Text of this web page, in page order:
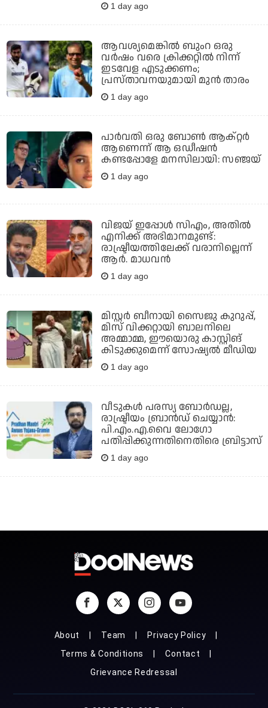
1 day ago
ആവശ്യമെങ്കില്‍ ബുംറ ഒരു
വര്‍ഷം വരെ ക്രിക്കറ്റില്‍ നിന്ന്
ഇടവേള എടുക്കണം;
പ്രസ്താവനയുമായി മുന്‍ താരം
1 day ago
പാർവതി ഒരു ബോൺ ആക്റ്റർ
ആണെന്ന് ആ ഒഡീഷൻ
കണ്ടപ്പോളേ മനസിലായി: സഞ്ജയ്
1 day ago
വിജയ് ഇപ്പോൾ സിഎം, അതിൽ
എനിക്ക് അഭിമാനമുണ്ട്:
രാഷ്ട്രീയത്തിലേക്ക് വരാനില്ലെന്ന്
ആർ. മാധവൻ
1 day ago
മിസ്റ്റര്‍ ബീനായി സൈജു കുറുപ്പ്,
മിസ് വിക്കറ്റായി ബാലനിലെ
അമ്മാമ്മ, ഈയൊരു കാസ്റ്റിങ്
കിടുക്കുമെന്ന് സോഷ്യല്‍ മീഡിയ
1 day ago
വീടുകൾ പരസ്യ ബോർഡല്ല,
രാഷ്ട്രീയം ബ്രാൻഡ് ചെയ്യാൻ:
പി.എം.എ.വൈ ലോ​ഗോ
പതിപ്പിക്കുന്നതിനെതിരെ ബ്രിട്ടാസ്
1 day ago
About Team
Privacy Policy
Terms & Conditions
Contact
Grievance Redressal